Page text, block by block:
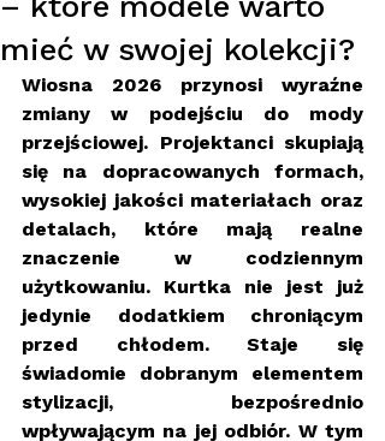
mieć w swojej kolekcji?
Wiosna 2026 przynosi wyraźne
zmiany w podejściu do mody
przejściowej. Projektanci skupiają
się na dopracowanych formach,
wysokiej jakości materiałach oraz
detalach, które mają realne
znaczenie w codziennym
użytkowaniu. Kurtka nie jest już
jedynie dodatkiem chroniącym
przed chłodem. Staje się
świadomie dobranym elementem
stylizacji, bezpośrednio
wpływającym na jej odbiór. W tym